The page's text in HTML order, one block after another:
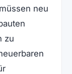
neu
zu